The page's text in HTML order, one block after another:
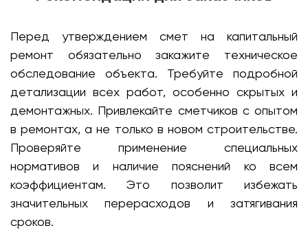
Перед утверждением смет на капитальный
ремонт обязательно закажите техническое
обследование объекта. Требуйте подробной
детализации всех работ, особенно скрытых и
демонтажных. Привлекайте сметчиков с опытом
в ремонтах, а не только в новом строительстве.
Проверяйте применение специальных
нормативов и наличие пояснений ко всем
коэффициентам. Это позволит избежать
значительных перерасходов и затягивания
сроков.